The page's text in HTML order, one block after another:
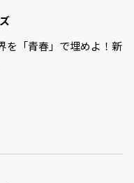
を「青春」で埋めよ！新